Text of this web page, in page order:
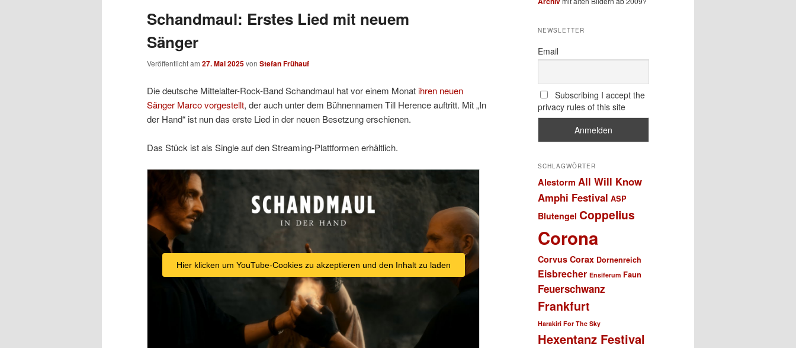
Schandmaul: Erstes Lied mit neuem
Sänger
Veröffentlicht am 27. Mai 2025von Stefan Frühauf
Die deutsche Mittelalter-Rock-Band Schandmaul hat vor einem Monatihren neuen
Sänger Marco vorgestellt, der auch unter dem Bühnennamen Till Herence auftritt. Mit „In
der Hand“ ist nun das erste Lied in der neuen Besetzung erschienen.
Das Stück ist als Single auf den Streaming-Plattformen erhältlich.
Hier klicken um YouTube-Cookies zu akzeptieren und den Inhalt zu laden
NEWSLETTER
Email
Subscribing I accept the
privacy rules of this site
SCHLAGWÖRTER
Alestorm All Will Know
Amphi Festival ASP
Blutengel Coppelius
Corona
Corvus Corax Dornenreich
Eisbrecher Ensiferum Faun
Feuerschwanz
Frankfurt
Harakiri For The Sky
Hexentanz Festival